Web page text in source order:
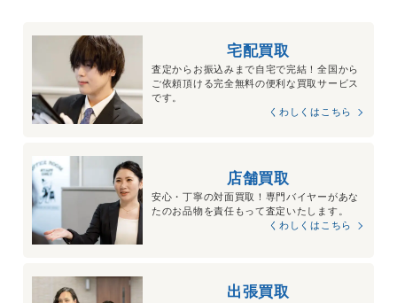
宅配買取
査定からお振込みまで自宅で完結！全国から
ご依頼頂ける完全無料の便利な買取サービス
です。
くわしくはこちら
店舗買取
安心・丁寧の対面買取！専門バイヤーがあな
たのお品物を責任もって査定いたします。
くわしくはこちら
出張買取